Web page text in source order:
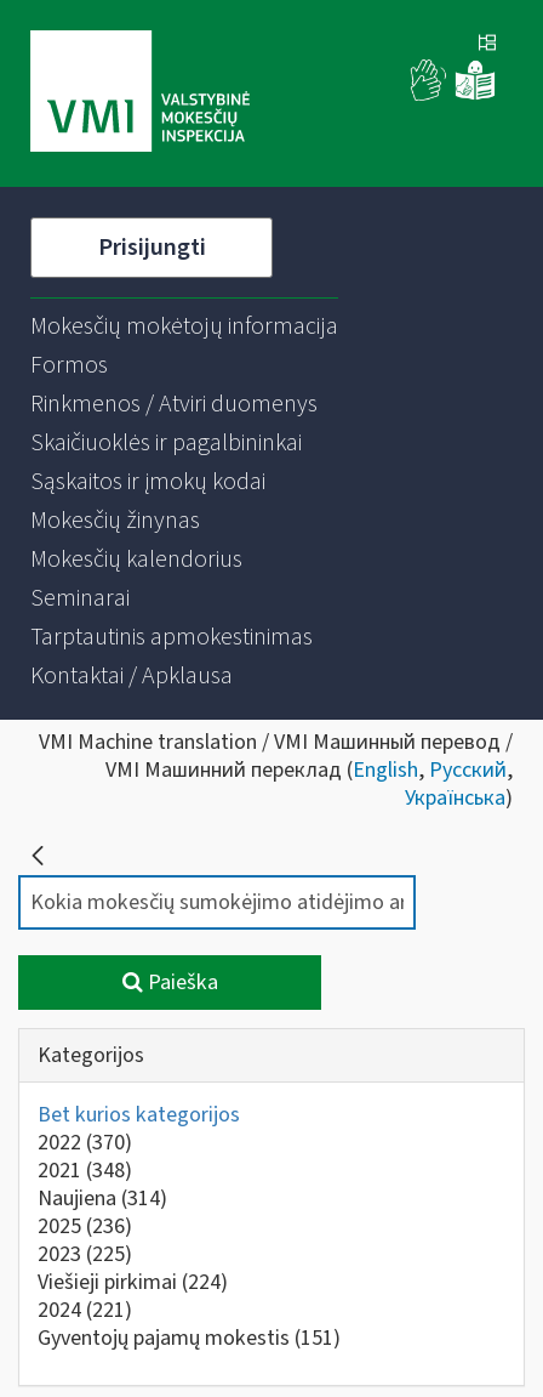
Prisijungti
Mokesčių mokėtojų informacija
Formos
Rinkmenos / Atviri duomenys
Skaičiuoklės ir pagalbininkai
Sąskaitos ir įmokų kodai
Mokesčių žinynas
Mokesčių kalendorius
Seminarai
Tarptautinis apmokestinimas
Kontaktai / Apklausa
VMI Machine translation / VMI Машинный перевод /
VMI Машинний переклад (English, Русский,
Українська)
Paieška
Kategorijos
Bet kurios kategorijos
2022 (370)
2021 (348)
Naujiena (314)
2025 (236)
2023 (225)
Viešieji pirkimai (224)
2024 (221)
Gyventojų pajamų mokestis (151)